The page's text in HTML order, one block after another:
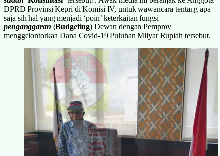
DPRD Provinsi Kepri di Komisi IV, untuk wawancara tentang apa
saja sih hal yang menjadi ‘poin’ keterkaitan fungsi
penganggaran (Budgeting) Dewan dengan Pemprov
menggelontorkan Dana Covid-19 Puluhan Milyar Rupiah tersebut.